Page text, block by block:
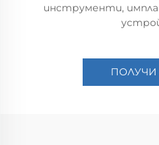
инструменти,
ПОЛУЧИ